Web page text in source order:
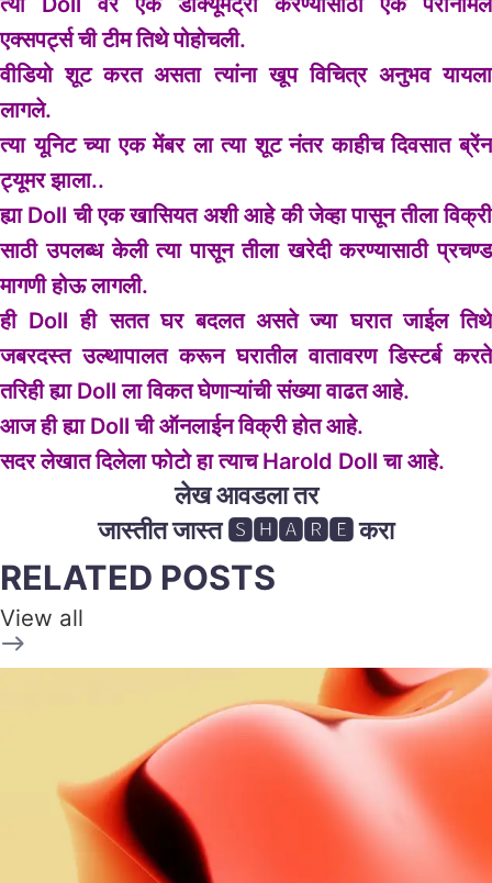
एक्सपर्ट्स ची टीम तिथे पोहोचली.
वीडियो शूट करत असता त्यांना खूप विचित्र अनुभव यायला
लागले.
त्या यूनिट च्या एक मेंबर ला त्या शूट नंतर काहीच दिवसात ब्रेंन
ट्यूमर झाला..
ह्या Doll ची एक खासियत अशी आहे की जेव्हा पासून तीला विक्री
साठी उपलब्ध केली त्या पासून तीला खरेदी करण्यासाठी प्रचण्ड
मागणी होऊ लागली.
ही Doll ही सतत घर बदलत असते ज्या घरात जाईल तिथे
जबरदस्त उल्थापालत करून घरातील वातावरण डिस्टर्ब करते
तरिही ह्या Doll ला विकत घेणाऱ्यांची संख्या वाढत आहे.
आज ही ह्या Doll ची ऑनलाईन विक्री होत आहे.
सदर लेखात दिलेला फोटो हा त्याच Harold Doll चा आहे.
लेख आवडला तर
जास्तीत जास्त 🆂🅷🅰🆁🅴 करा
RELATED POSTS
View all